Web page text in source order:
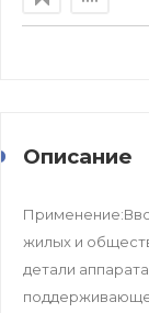
Описание
жилых и
детали